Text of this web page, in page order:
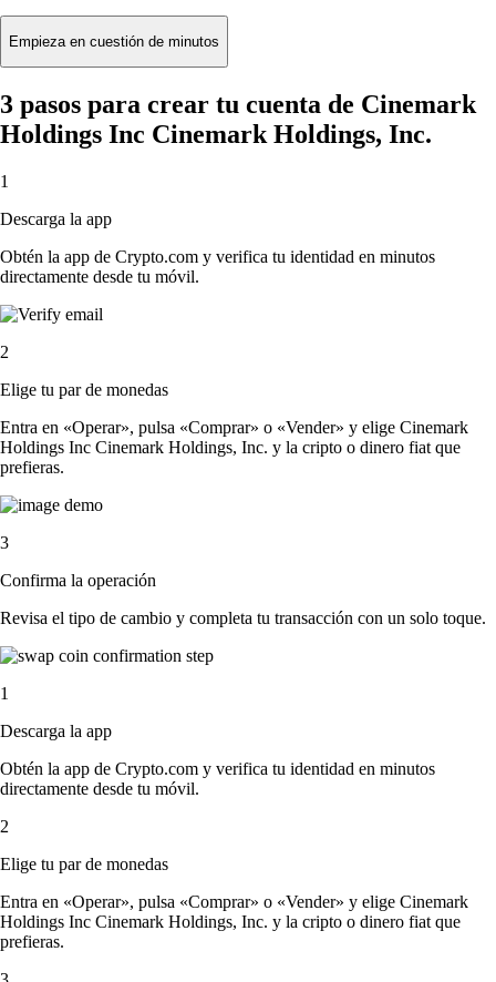
Empieza en cuestión de minutos
3 pasos para crear tu cuenta de Cinemark
Holdings Inc Cinemark Holdings, Inc.
1
Descarga la app
Obtén la app de Crypto.com y verifica tu identidad en minutos
directamente desde tu móvil.
2
Elige tu par de monedas
Entra en «Operar», pulsa «Comprar» o «Vender» y elige Cinemark
Holdings Inc Cinemark Holdings, Inc. y la cripto o dinero fiat que
prefieras.
3
Confirma la operación
Revisa el tipo de cambio y completa tu transacción con un solo toque.
1
Descarga la app
Obtén la app de Crypto.com y verifica tu identidad en minutos
directamente desde tu móvil.
2
Elige tu par de monedas
Entra en «Operar», pulsa «Comprar» o «Vender» y elige Cinemark
Holdings Inc Cinemark Holdings, Inc. y la cripto o dinero fiat que
prefieras.